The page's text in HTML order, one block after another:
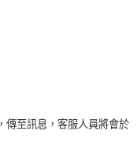
傳至訊息，客服人員將會於